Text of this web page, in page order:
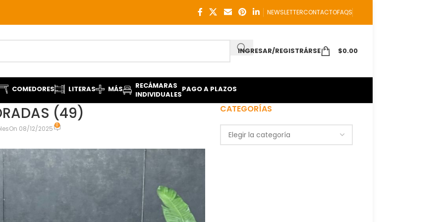
NEWSLETTERCONTACTOFAQS
INGRESAR/REGISTRÁRSE $0.00
COMEDORES LITERAS MÁS
RECÁMARAS
INDIVIDUALES
PAGO A PLAZOS
(49)
On 08/12/2025 0
CATEGORÍAS